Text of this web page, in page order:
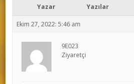
Yazar Yazılar
Ekim 27, 2022: 5:46 am
9E023
Ziyaretçi